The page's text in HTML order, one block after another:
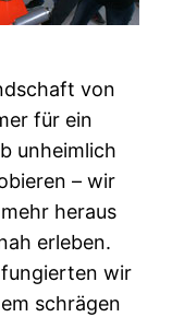
von
für ein
unheimlich
– wir
heraus
erleben.
wir
schrägen